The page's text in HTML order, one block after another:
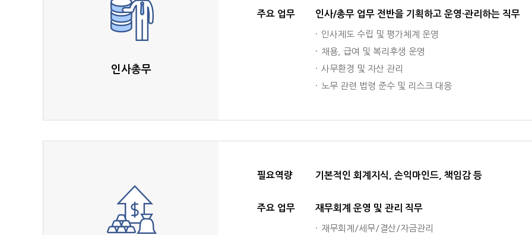
인사총무
주요 업무 인사/총무 업무 전반을 기획하고 운영·관리하는 직무
인사제도 수립 및 평가체계 운영
채용, 급여 및 복리후생 운영
사무환경 및 자산 관리
노무 관련 법령 준수 및 리스크 대응
필요역량 기본적인 회계지식, 손익마인드, 책임감 등
주요 업무 재무회계 운영 및 관리 직무
재무회계/세무/결산/자금관리